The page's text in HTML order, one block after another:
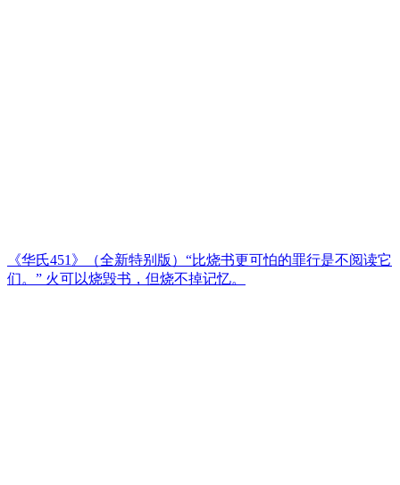
《华氏451》（全新特别版）“比烧书更可怕的罪行是不阅读它
们。” 火可以烧毁书，但烧不掉记忆。